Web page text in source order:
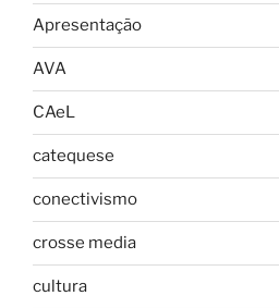
Apresentação
AVA
CAeL
catequese
conectivismo
crosse media
cultura